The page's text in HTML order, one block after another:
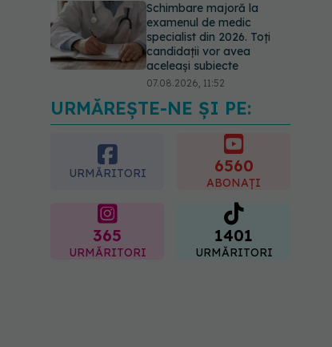
Schimbare majoră la
examenul de medic
specialist din 2026. Toți
candidații vor avea
aceleași subiecte
07.08.2026, 11:52
Cât durează simptomele
URMĂREȘTE-NE ȘI PE:
URMĂRITORI 6560
ABONAȚI
365
URMĂRITORI
1401
URMĂRITORI